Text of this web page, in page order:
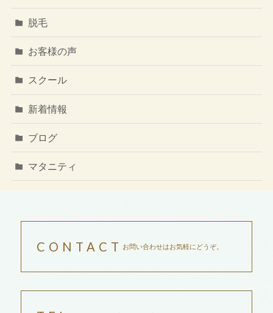
脱毛
お客様の声
スクール
新着情報
ブログ
マタニティ
CONTACT お問い合わせはお気軽にどうぞ。